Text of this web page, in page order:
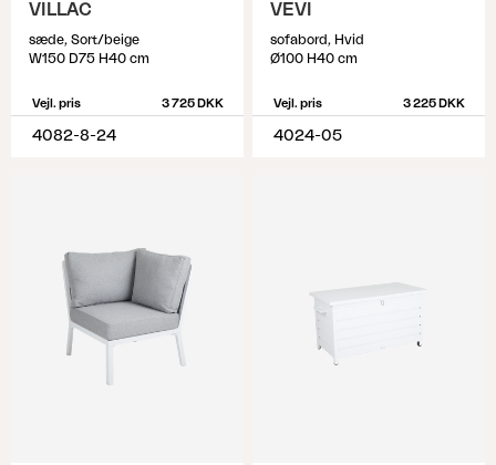
VILLAC
sæde, Sort/beige
W150 D75 H40 cm
Vejl. pris 3 725 DKK
4082-8-24
VEVI
sofabord, Hvid
Ø100 H40 cm
Vejl. pris 3 225 DKK
4024-05